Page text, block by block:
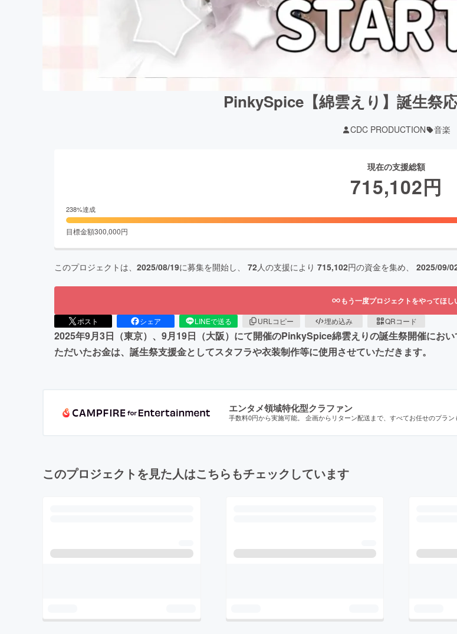
PinkySpice【綿雲えり】誕生祭
CDC PRODUCTION 音楽
現在の支援総額
715,102円
238%達成
目標金額300,000円
このプロジェクトは、 2025/08/19に募集を開始し、 72人の支援により 715,102円の資金を集め、 2025/09/
もう一度プロジェクトをやってほし
ポスト シェア LINEで送る URLコピー 埋め込み QRコード
2025年9月3日（東京）、9月19日（大阪）にて開催のPinkySpice綿雲えりの誕生祭開催にお
ただいたお金は、誕生祭支援金としてスタフラや衣装制作等に使用させていただきます。
エンタメ領域特化型クラファン
手数料0円から実施可能。 企画からリターン配送まで、すべてお任せのプラン
このプロジェクトを見た人はこちらもチェックしています